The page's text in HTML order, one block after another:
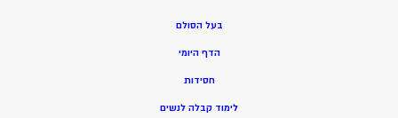
בעל הסולם
הדף היומי
חסידות
לימוד קבלה לנשים